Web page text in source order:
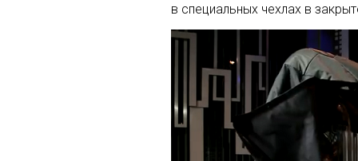
в специальных чехлах в